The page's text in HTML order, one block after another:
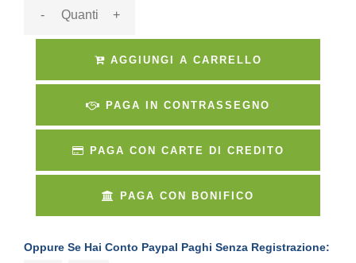
- +
AGGIUNGI A CARRELLO
PAGA IN CONTRASSEGNO
PAGA CON CARTE DI CREDITO
PAGA CON BONIFICO
Oppure Se Hai Conto Paypal Paghi Senza Registrazione: